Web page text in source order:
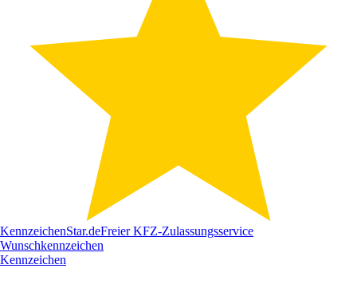
KennzeichenStar.deFreier KFZ-Zulassungsservice
Wunschkennzeichen
Kennzeichen